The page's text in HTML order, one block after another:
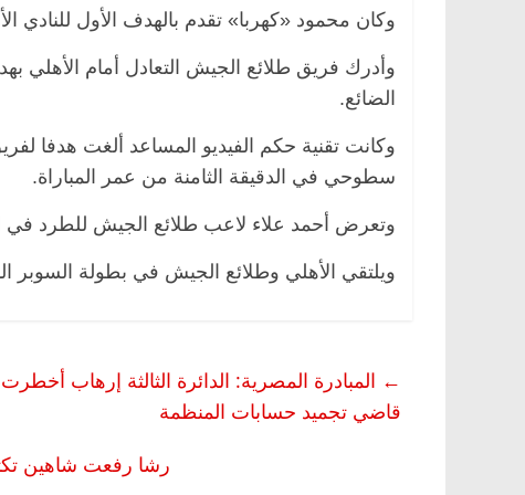
وكان محمود «كهربا» تقدم بالهدف الأول للنادي الأهلي في
وأدرك فريق طلائع الجيش التعادل أمام الأهلي
الضائع.
وكانت تقنية حكم الفيديو المساعد ألغت هدفا
سطوحي في الدقيقة الثامنة من عمر المباراة.
وتعرض أحمد علاء لاعب طلائع الجيش للطرد في
ويلتقي الأهلي وطلائع الجيش في بطولة السوبر
← المبادرة المصرية: الدائرة الثالثة إرهاب
قاضي تجميد حسابات المنظمة
رشا رفعت شاهين